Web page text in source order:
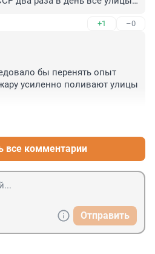
фонтанов. В КНР
при работающем
Азии носят плотный халат,
горячий чай. В РФ - сидят
жара спадёт. Скоро!
+1 –0
бы перенять опыт
усиленно поливают улицы
все комментарии
Отправить